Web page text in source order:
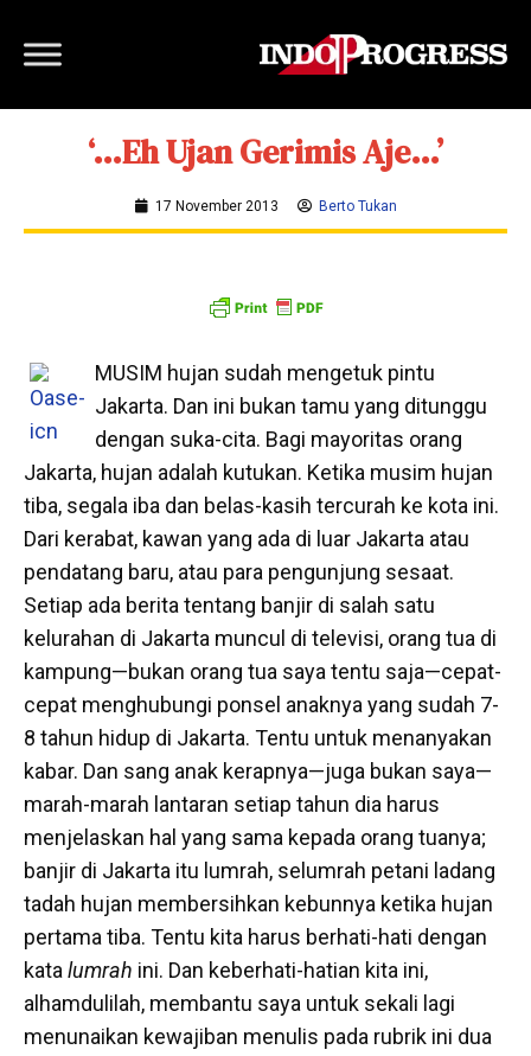
‘…Eh Ujan Gerimis Aje…’
17 November 2013 Berto Tukan
MUSIM hujan sudah mengetuk pintu
Jakarta. Dan ini bukan tamu yang ditunggu
dengan suka-cita. Bagi mayoritas orang
Jakarta, hujan adalah kutukan. Ketika musim hujan
tiba, segala iba dan belas-kasih tercurah ke kota ini.
Dari kerabat, kawan yang ada di luar Jakarta atau
pendatang baru, atau para pengunjung sesaat.
Setiap ada berita tentang banjir di salah satu
kelurahan di Jakarta muncul di televisi, orang tua di
kampung—bukan orang tua saya tentu saja—cepat-
cepat menghubungi ponsel anaknya yang sudah 7-
8 tahun hidup di Jakarta. Tentu untuk menanyakan
kabar. Dan sang anak kerapnya—juga bukan saya—
marah-marah lantaran setiap tahun dia harus
menjelaskan hal yang sama kepada orang tuanya;
banjir di Jakarta itu lumrah, selumrah petani ladang
tadah hujan membersihkan kebunnya ketika hujan
pertama tiba. Tentu kita harus berhati-hati dengan
kata lumrah ini. Dan keberhati-hatian kita ini,
alhamdulilah, membantu saya untuk sekali lagi
menunaikan kewajiban menulis pada rubrik ini dua